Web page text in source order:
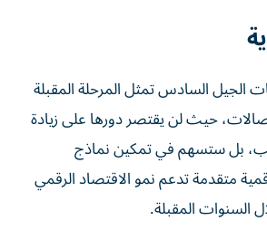
الجيل السادس تمثل المرحلة المقبلة
حيث لن يقتصر دورها على زيادة
بل ستسهم في تمكين نماذج
متقدمة تدعم نمو الاقتصاد الرقمي
السنوات المقبلة.